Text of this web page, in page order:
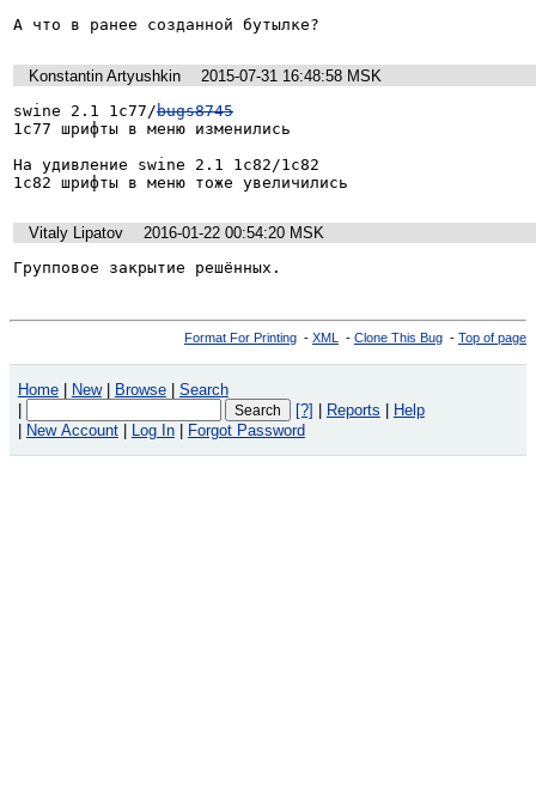
А что в ранее созданной бутылке?
Konstantin Artyushkin
2015-07-31 16:48:58 MSK
swine 2.1 1c77/bugs8745
1с77 шрифты в меню изменились
На удивление swine 2.1 1c82/1c82
1с82 шрифты в меню тоже увеличились
Vitaly Lipatov
2016-01-22 00:54:20 MSK
Групповое закрытие решённых.
Format For Printing - XML - Clone This Bug - Top of page
Home New Browse
Search
[?] Reports
Help
New Account Log In Forgot Password